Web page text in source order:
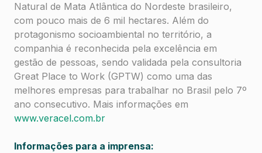
Natural de Mata Atlântica do Nordeste brasileiro,
com pouco mais de 6 mil hectares. Além do
protagonismo socioambiental no território, a
companhia é reconhecida pela excelência em
gestão de pessoas, sendo validada pela consultoria
Great Place to Work (GPTW) como uma das
melhores empresas para trabalhar no Brasil pelo 7º
ano consecutivo. Mais informações em
www.veracel.com.br
Informações para a imprensa: